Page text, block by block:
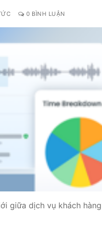
0 BÌNH LUẬN
giữa dịch vụ khách